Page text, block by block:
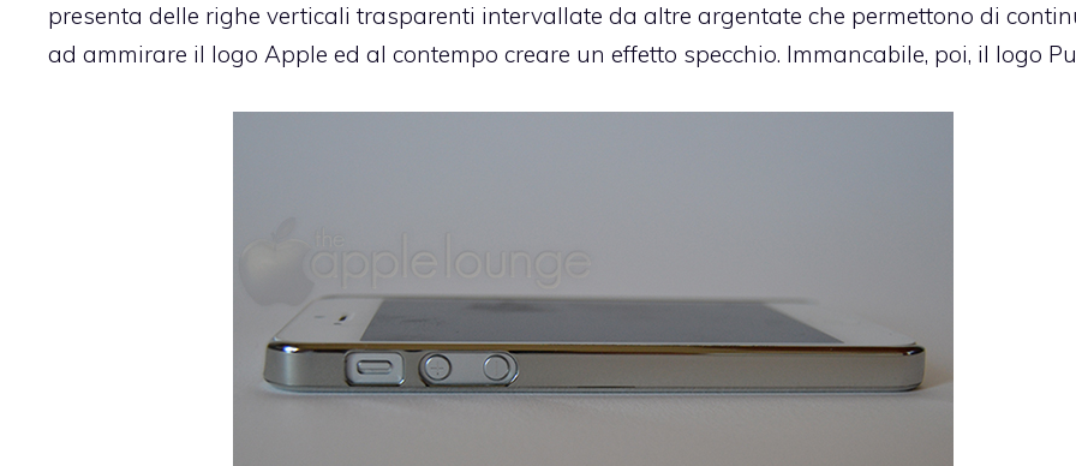
presenta delle righe verticali trasparenti intervallate da altre argentate che permettono di
ad ammirare il logo Apple ed al contempo creare un effetto specchio. Immancabile, poi, il logo